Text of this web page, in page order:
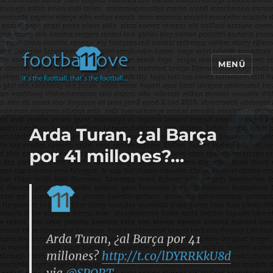
footbaLLove
MENÜ
Arda Turan, ¿al Barça
por 41 millones?…
Arda Turan, ¿al Barça por 41
millones? http://t.co/lDYRRKkU8d